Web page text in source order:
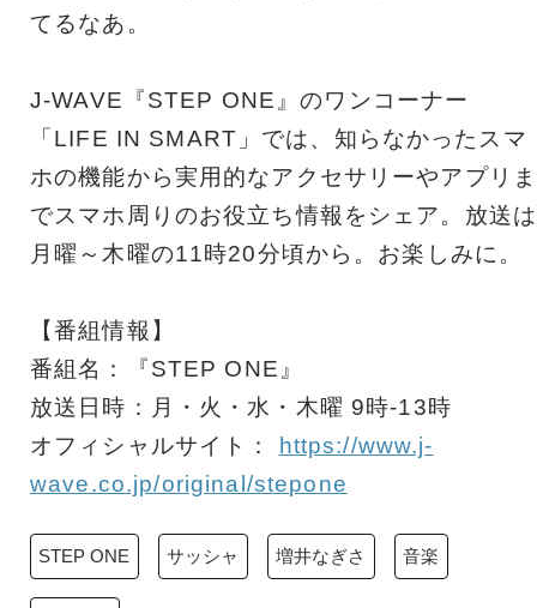
てるなあ。
J-WAVE『STEP ONE』のワンコーナー
「LIFE IN SMART」では、知らなかったスマ
ホの機能から実用的なアクセサリーやアプリま
でスマホ周りのお役立ち情報をシェア。放送は
月曜～木曜の11時20分頃から。お楽しみに。
【番組情報】
番組名：『STEP ONE』
放送日時：月・火・水・木曜 9時-13時
オフィシャルサイト：
https://www.j-
wave.co.jp/original/stepone
STEP ONE サッシャ 増井なぎさ 音楽